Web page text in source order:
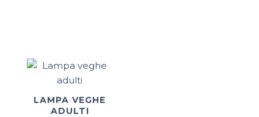
LAMPA VEGHE
ADULTI